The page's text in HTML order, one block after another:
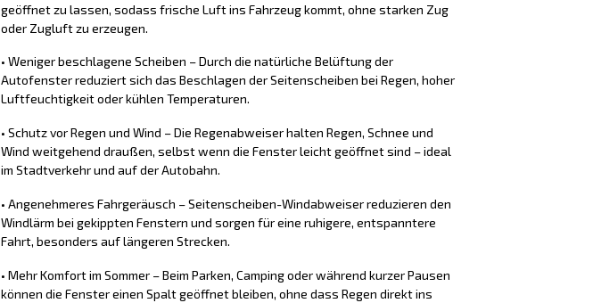
geöffnet zu lassen, sodass frische Luft ins Fahrzeug kommt, ohne starken Zug
oder Zugluft zu erzeugen.
• Weniger beschlagene Scheiben – Durch die natürliche Belüftung der
Autofenster reduziert sich das Beschlagen der Seitenscheiben bei Regen, hoher
Luftfeuchtigkeit oder kühlen Temperaturen.
• Schutz vor Regen und Wind – Die Regenabweiser halten Regen, Schnee und
Wind weitgehend draußen, selbst wenn die Fenster leicht geöffnet sind – ideal
im Stadtverkehr und auf der Autobahn.
• Angenehmeres Fahrgeräusch – Seitenscheiben-Windabweiser reduzieren den
Windlärm bei gekippten Fenstern und sorgen für eine ruhigere, entspanntere
Fahrt, besonders auf längeren Strecken.
• Mehr Komfort im Sommer – Beim Parken, Camping oder während kurzer Pausen
können die Fenster einen Spalt geöffnet bleiben, ohne dass Regen direkt ins